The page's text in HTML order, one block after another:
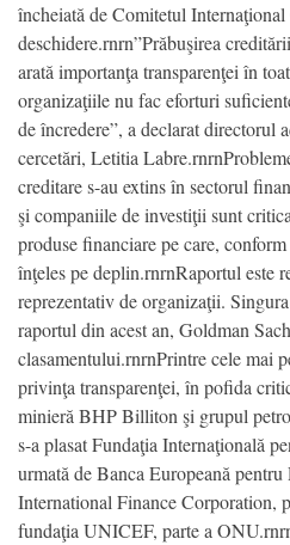
încheiată de Comitetul
deschidere.rnrn”Prăbuşirea
arată importanţa transparenţei în
organizaţiile nu fac eforturi
de încredere”, a declarat directorul
cercetări, Letitia
creditare s-au extins în sectorul
şi companiile de investiţii sunt
produse financiare pe care,
înţeles pe deplin.rnrnRaportul este
reprezentativ de organizaţii.
raportul din acest an, Goldman
clasamentului.rnrnPrintre cele mai
privinţa transparenţei, în pofida
minieră BHP Billiton şi grupul
s-a plasat Fundaţia Internaţională
urmată de Banca Europeană
International Finance Corporation,
fundaţia UNICEF, parte a